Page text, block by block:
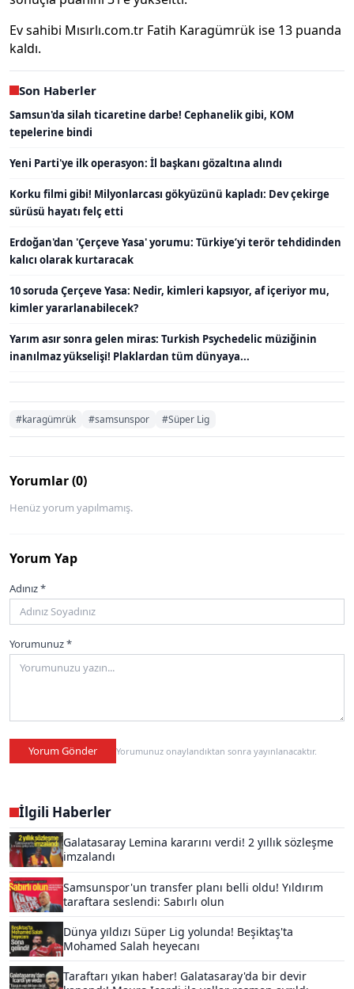
Ev sahibi Mısırlı.com.tr Fatih Karagümrük ise 13 puanda
kaldı.
Son Haberler
Samsun'da silah ticaretine darbe! Cephanelik gibi, KOM
tepelerine bindi
Yeni Parti'ye ilk operasyon: İl başkanı gözaltına alındı
Korku filmi gibi! Milyonlarcası gökyüzünü kapladı: Dev çekirge
sürüsü hayatı felç etti
Erdoğan'dan 'Çerçeve Yasa' yorumu: Türkiye’yi terör tehdidinden
kalıcı olarak kurtaracak
10 soruda Çerçeve Yasa: Nedir, kimleri kapsıyor, af içeriyor mu,
kimler yararlanabilecek?
Yarım asır sonra gelen miras: Turkish Psychedelic müziğinin
inanılmaz yükselişi! Plaklardan tüm dünyaya...
#karagümrük #samsunspor #Süper Lig
Yorumlar (0)
Henüz yorum yapılmamış.
Yorum Yap
Adınız *
Yorumunuz *
Yorum Gönder Yorumunuz onaylandıktan sonra yayınlanacaktır.
İlgili Haberler
Galatasaray Lemina kararını verdi! 2 yıllık sözleşme
imzalandı
Samsunspor'un transfer planı belli oldu! Yıldırım
taraftara seslendi: Sabırlı olun
Dünya yıldızı Süper Lig yolunda! Beşiktaş'ta
Mohamed Salah heyecanı
Taraftarı yıkan haber! Galatasaray'da bir devir